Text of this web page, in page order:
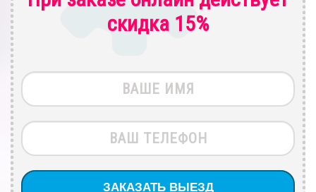
скидка 15%